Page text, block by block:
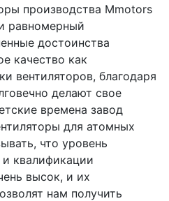
производства Mmotors
равномерный
достоинства
качество как
вентиляторов, благодаря
делают свое
времена завод
для атомных
что уровень
квалификации
высок, и их
нам получить